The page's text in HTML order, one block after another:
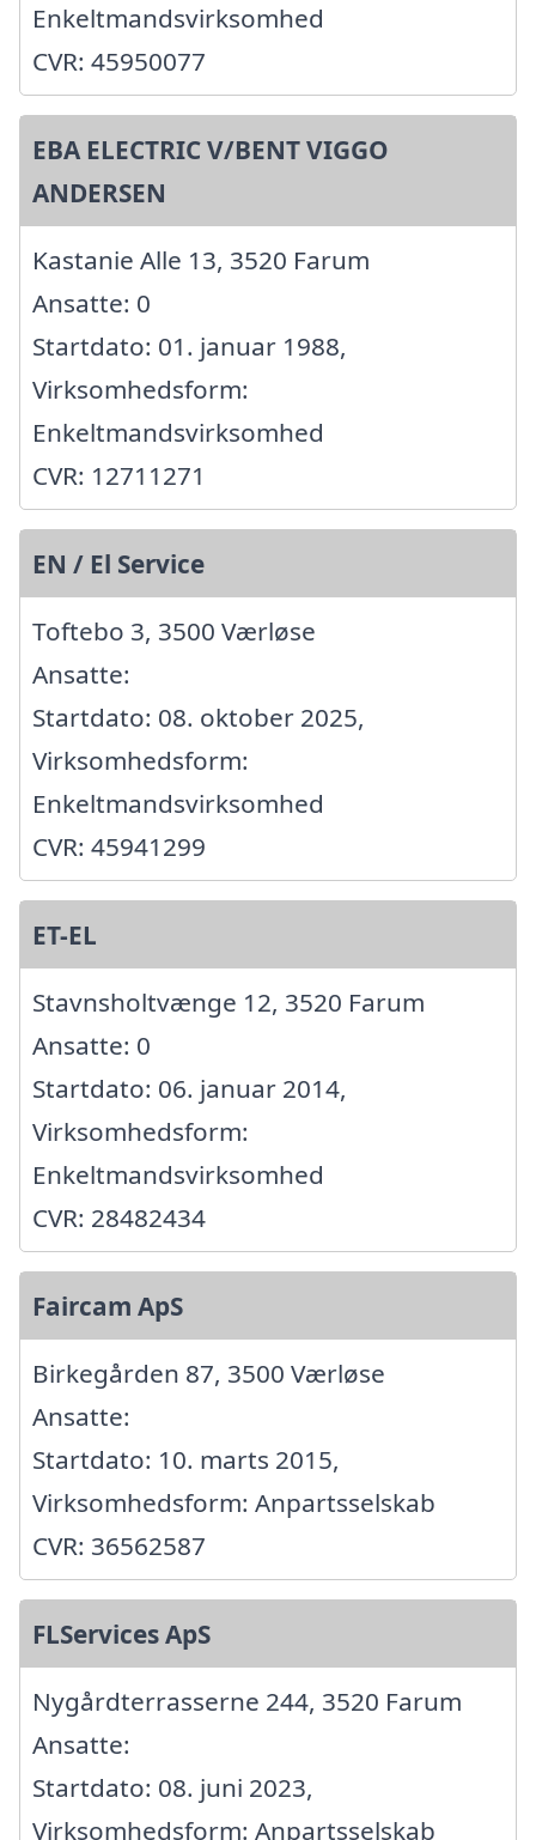
Enkeltmandsvirksomhed
CVR: 45950077
EBA ELECTRIC V/BENT VIGGO
ANDERSEN
Kastanie Alle 13, 3520 Farum
Ansatte: 0
Startdato: 01. januar 1988,
Virksomhedsform:
Enkeltmandsvirksomhed
CVR: 12711271
EN / El Service
Toftebo 3, 3500 Værløse
Ansatte:
Startdato: 08. oktober 2025,
Virksomhedsform:
Enkeltmandsvirksomhed
CVR: 45941299
ET-EL
Stavnsholtvænge 12, 3520 Farum
Ansatte: 0
Startdato: 06. januar 2014,
Virksomhedsform:
Enkeltmandsvirksomhed
CVR: 28482434
Faircam ApS
Birkegården 87, 3500 Værløse
Ansatte:
Startdato: 10. marts 2015,
Virksomhedsform: Anpartsselskab
CVR: 36562587
FLServices ApS
Nygårdterrasserne 244, 3520 Farum
Ansatte:
Startdato: 08. juni 2023,
Virksomhedsform: Anpartsselskab